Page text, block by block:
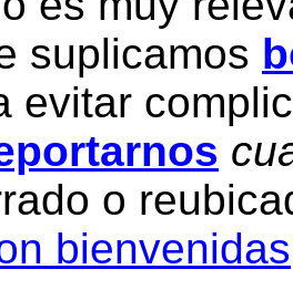
suplicamos
evitar
o
bienvenidas